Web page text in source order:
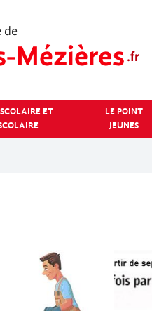
ET
LE POINT
JEUNES